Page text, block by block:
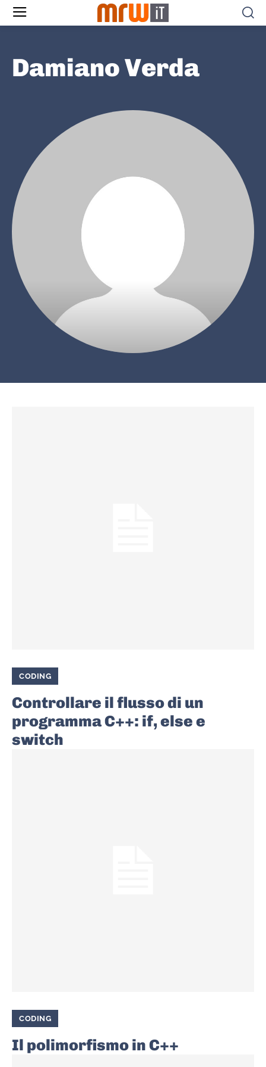
Damiano Verda
CODING
Controllare il flusso di un
programma C++: if, else e
switch
CODING
Il polimorfismo in C++